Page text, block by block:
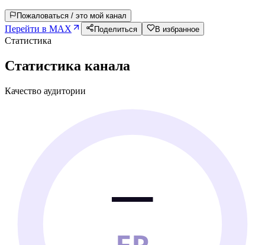
Пожаловаться / это мой канал
Перейти в MAX Поделиться В избранное
Статистика
Статистика канала
Качество аудитории
—